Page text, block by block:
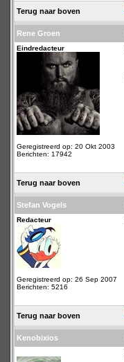
Terug naar boven
Rene Groen
Eindredacteur
Geregistreerd op: 20 Okt 2003
Berichten: 17942
Terug naar boven
Stefan Vogels
Redacteur
Geregistreerd op: 26 Sep 2007
Berichten: 5216
Terug naar boven
Kenobixios